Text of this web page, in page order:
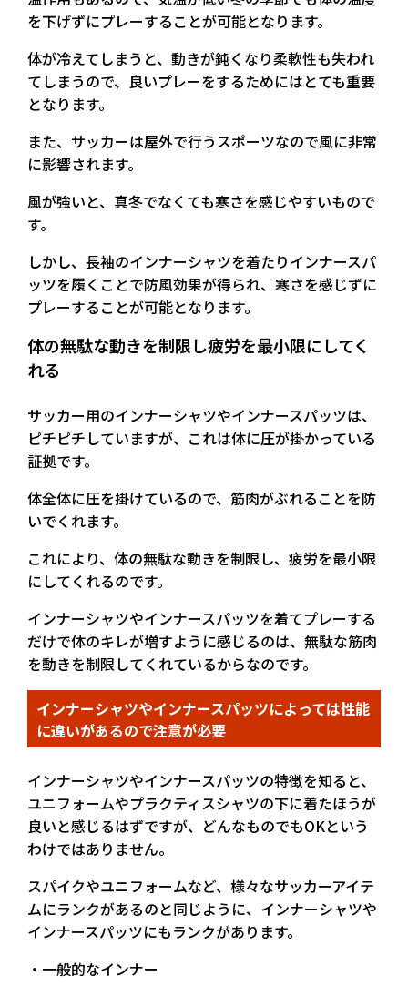
を下げずにプレーすることが可能となります。
体が冷えてしまうと、動きが鈍くなり柔軟性も失われ
てしまうので、良いプレーをするためにはとても重要
となります。
また、サッカーは屋外で行うスポーツなので風に非常
に影響されます。
風が強いと、真冬でなくても寒さを感じやすいもので
す。
しかし、長袖のインナーシャツを着たりインナースパ
ッツを履くことで防風効果が得られ、寒さを感じずに
プレーすることが可能となります。
体の無駄な動きを制限し疲労を最小限にしてく
れる
サッカー用のインナーシャツやインナースパッツは、
ピチピチしていますが、これは体に圧が掛かっている
証拠です。
体全体に圧を掛けているので、筋肉がぶれることを防
いでくれます。
これにより、体の無駄な動きを制限し、疲労を最小限
にしてくれるのです。
インナーシャツやインナースパッツを着てプレーする
だけで体のキレが増すように感じるのは、無駄な筋肉
を動きを制限してくれているからなのです。
インナーシャツやインナースパッツによっては性能
に違いがあるので注意が必要
インナーシャツやインナースパッツの特徴を知ると、
ユニフォームやプラクティスシャツの下に着たほうが
良いと感じるはずですが、どんなものでもOKという
わけではありません。
スパイクやユニフォームなど、様々なサッカーアイテ
ムにランクがあるのと同じように、インナーシャツや
インナースパッツにもランクがあります。
・一般的なインナー